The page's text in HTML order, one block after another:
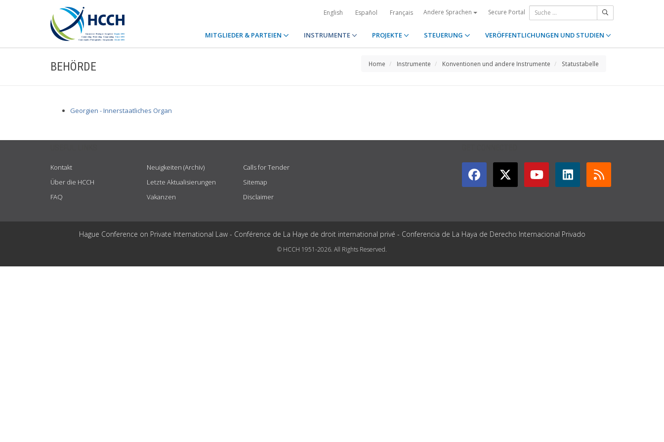
English Español Français Andere Sprachen Secure Portal
MITGLIEDER & PARTEIEN INSTRUMENTE PROJEKTE STEUERUNG VERÖFFENTLICHUNGEN UND STUDIEN
BEHÖRDE Home Instrumente Konventionen und andere Instrumente Statustabelle
Georgien - Innerstaatliches Organ
Kontakt
Über die HCCH
FAQ
Neuigkeiten (Archiv)
Letzte Aktualisierungen
Vakanzen
Calls for Tender
Sitemap
Disclaimer
Hague Conference on Private International Law - Conférence de La Haye de droit international privé - Conferencia de La Haya de Derecho Internacional Privado
© HCCH 1951-2026. All Rights Reserved.